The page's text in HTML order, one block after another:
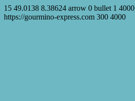
15 49.0138 8.38624 arrow 0 bullet 1 4000
https://gourmino-express.com 300 4000